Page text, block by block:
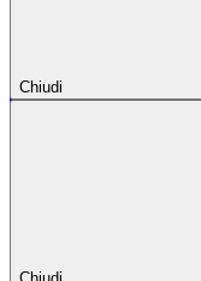
Chiudi